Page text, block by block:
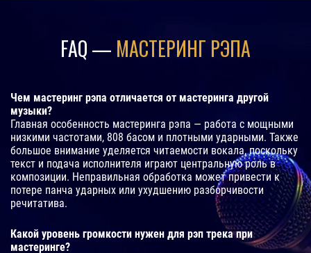
FAQ — МАСТЕРИНГ РЭПА
Чем мастеринг рэпа отличается от мастеринга другой
музыки?
Главная особенность мастеринга рэпа — работа с мощными
низкими частотами, 808 басом и плотными ударными. Также
большое внимание уделяется читаемости вокала, поскольку
текст и подача исполнителя играют центральную роль в
композиции. Неправильная обработка может привести к
потере панча ударных или ухудшению разборчивости
речитатива.
Какой уровень громкости нужен для рэп трека при
мастеринге?